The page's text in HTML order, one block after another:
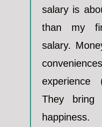
salary is
than my
salary.
They
happiness.